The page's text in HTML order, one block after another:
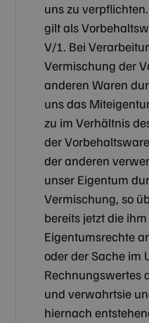
uns zu
gilt als
V/1. Bei
Vermischung der
anderen Waren
uns das
zu im Verhältnis
der
der anderen
unser Eigentum
Vermischung, so
bereits jetzt die
Eigentumsrechte
oder der Sache im
Rechnungswertes
und verwahrtsie
hiernach